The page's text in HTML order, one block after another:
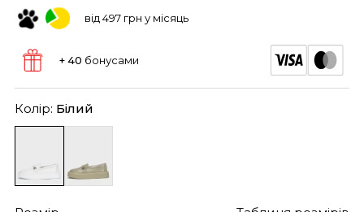
від 497 грн у місяць
+ 40 бонусами
Колір: Білий